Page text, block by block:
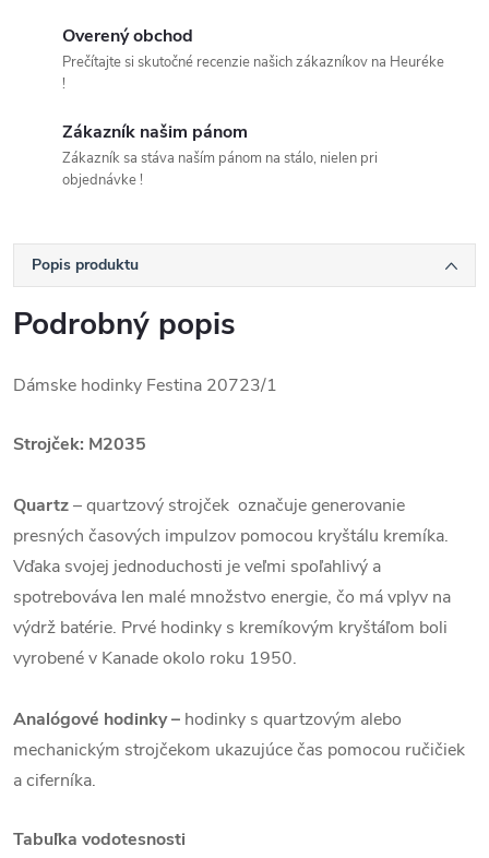
Overený obchod
Prečítajte si skutočné recenzie našich zákazníkov na Heuréke
!
Zákazník našim pánom
Zákazník sa stáva naším pánom na stálo, nielen pri
objednávke !
Popis produktu
Podrobný popis
Dámske hodinky Festina 20723/1
Strojček: M2035
Quartz– quartzový strojček označuje generovanie
presných časových impulzov pomocou kryštálu kremíka.
Vďaka svojej jednoduchosti je veľmi spoľahlivý a
spotrebováva len malé množstvo energie, čo má vplyv na
výdrž batérie. Prvé hodinky s kremíkovým kryštáľom boli
vyrobené v Kanade okolo roku 1950.
Analógové hodinky – hodinky s quartzovým alebo
mechanickým strojčekom ukazujúce čas pomocou ručičiek
a ciferníka.
Tabuľka vodotesnosti